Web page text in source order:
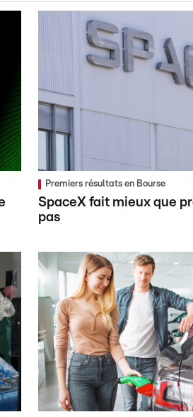
Premiers résultats en Bourse
SpaceX fait mieux que
pas